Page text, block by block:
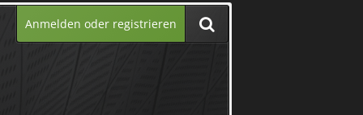
Anmelden oder registrieren